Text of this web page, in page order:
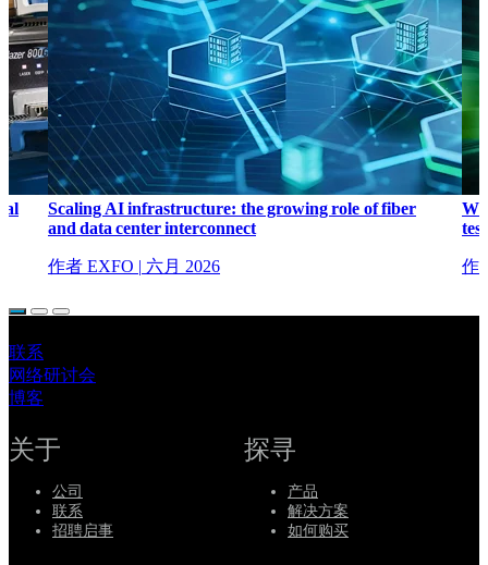
Scaling AI infrastructure: the growing role of fiber
and data center interconnect
作者 EXFO 六月 2026 作
联系
网络研讨会
博客
关于
公司
联系
招聘启事
探寻
产品
解决方案
如何购买